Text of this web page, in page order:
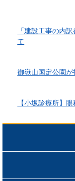
「建設工事の内
て
御嶽山国定公園が
【小坂診療所】